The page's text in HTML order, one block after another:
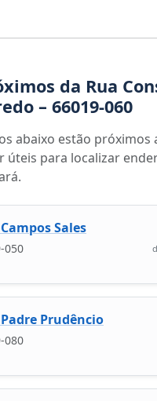
da Rua
– 66019-060
abaixo estão próximos
úteis para localizar
Sales
050
Prudêncio
080